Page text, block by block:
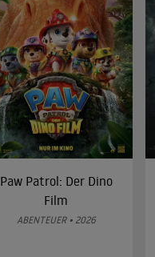
Paw Patrol: Der Dino
Film
ABENTEUER • 2026